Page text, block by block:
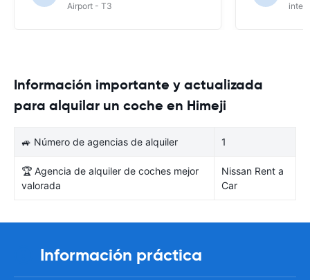
Airport - T3
Información importante y actualizada
para alquilar un coche en Himeji
🚙 Número de agencias de alquiler 1
🏆 Agencia de alquiler de coches mejor
valorada
Nissan Rent a
Car
Información práctica